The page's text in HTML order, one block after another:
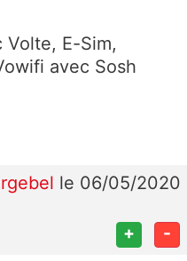
Volte, E-Sim,
avec Sosh
le 06/05/2020
+ -